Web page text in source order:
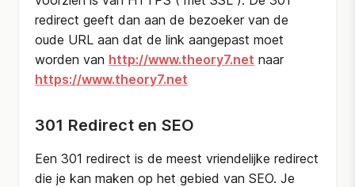
redirect geeft dan aan de bezoeker van de
oude URL aan dat de link aangepast moet
worden van http://www.theory7.net naar
https://www.theory7.net
301 Redirect en SEO
Een 301 redirect is de meest vriendelijke redirect
die je kan maken op het gebied van SEO. Je